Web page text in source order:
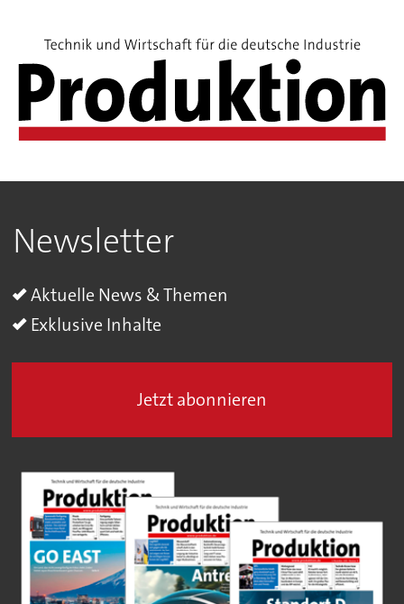
Newsletter
Aktuelle News & Themen
Exklusive Inhalte
Jetzt abonnieren